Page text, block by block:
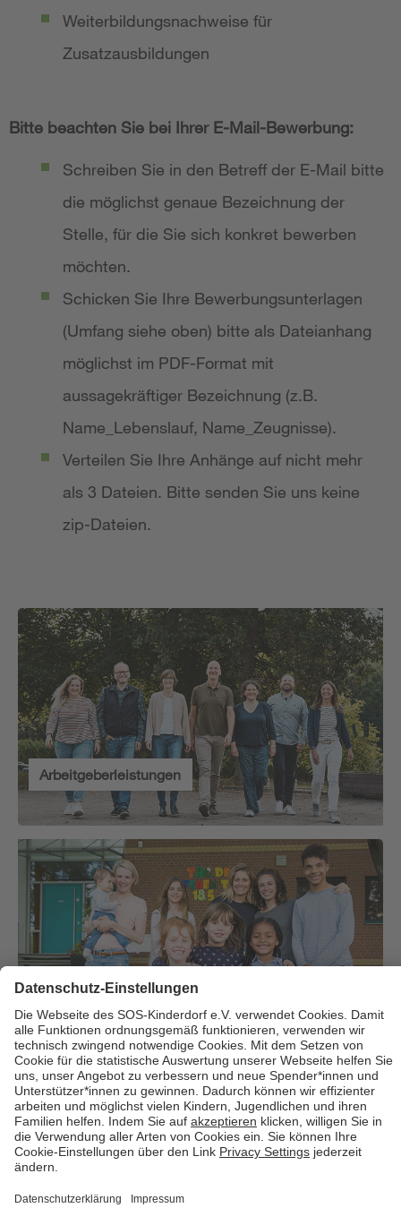
Weiterbildungsnachweise für
Zusatzausbildungen
Bitte beachten Sie bei Ihrer E-Mail-Bewerbung:
Schreiben Sie in den Betreff der E-Mail bitte
die möglichst genaue Bezeichnung der
Stelle, für die Sie sich konkret bewerben
möchten.
Schicken Sie Ihre Bewerbungsunterlagen
(Umfang siehe oben) bitte als Dateianhang
möglichst im PDF-Format mit
aussagekräftiger Bezeichnung (z.B.
Name_Lebenslauf, Name_Zeugnisse).
Verteilen Sie Ihre Anhänge auf nicht mehr
als 3 Dateien. Bitte senden Sie uns keine
zip-Dateien.
Arbeitgeberleistungen